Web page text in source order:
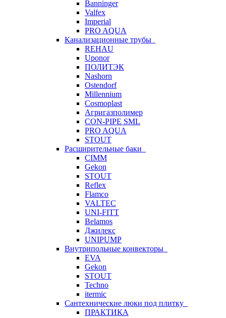
Banninger
Valfex
Imperial
PRO AQUA
Канализационные трубы
REHAU
Uponor
ПОЛИТЭК
Nashorn
Ostendorf
Millennium
Cosmoplast
Агригазполимер
CON-PIPE SML
PRO AQUA
STOUT
Расширительные баки
CIMM
Gekon
STOUT
Reflex
Flamco
VALTEC
UNI-FITT
Belamos
Джилекс
UNIPUMP
Внутрипольные конвекторы
EVA
Gekon
STOUT
Techno
itermic
Сантехнические люки под плитку
ПРАКТИКА